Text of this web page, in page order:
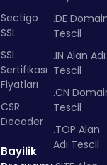
Sectigo
SSL
SSL
Sertifikası
Fiyatları
CSR
Decoder
Bayilik
.DE
Tescil
.IN Alan Adı
Tescil
.CN
Tescil
.TOP Alan
Adı Tescil